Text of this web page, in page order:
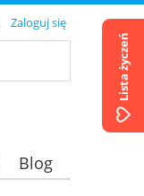
Zaloguj się
Blog
Lista życzeń